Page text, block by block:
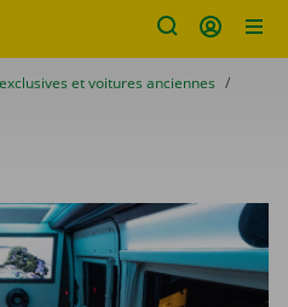
et voitures anciennes